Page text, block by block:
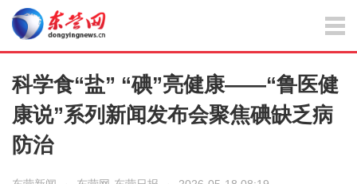
科学食“盐” “碘”亮健康——“鲁医健
康说”系列新闻发布会聚焦碘缺乏病
防治